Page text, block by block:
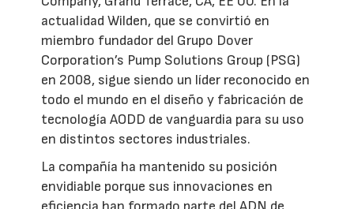
actualidad Wilden, que se convirtió en
miembro fundador del Grupo Dover
Corporation’s Pump Solutions Group (PSG)
en 2008, sigue siendo un líder reconocido en
todo el mundo en el diseño y fabricación de
tecnología AODD de vanguardia para su uso
en distintos sectores industriales.
La compañía ha mantenido su posición
envidiable porque sus innovaciones en